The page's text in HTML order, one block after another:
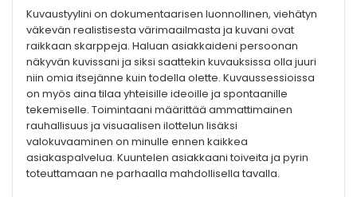
Kuvaustyylini on dokumentaarisen luonnollinen, viehätyn
väkevän realistisesta värimaailmasta ja kuvani ovat
raikkaan skarppeja. Haluan asiakkaideni persoonan
näkyvän kuvissani ja siksi saattekin kuvauksissa olla juuri
niin omia itsejänne kuin todella olette. Kuvaussessioissa
on myös aina tilaa yhteisille ideoille ja spontaanille
tekemiselle. Toimintaani määrittää ammattimainen
rauhallisuus ja visuaalisen ilottelun lisäksi
valokuvaaminen on minulle ennen kaikkea
asiakaspalvelua. Kuuntelen asiakkaani toiveita ja pyrin
toteuttamaan ne parhaalla mahdollisella tavalla.